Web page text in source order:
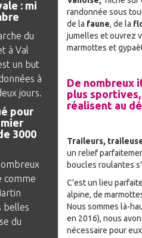
: mi
du
à Val
un but
à
jours.
pour
3000
comme
belles
du
randonnée sous
de la faune, de la
jumelles et ouvrez
marmottes et
De nombreux
plus
réalisent au
Traileurs,
un relief
boucles roulantes
C'est un lieu
alpine, de
Nous sommes là-
en 2016), nous
nécessaire pour